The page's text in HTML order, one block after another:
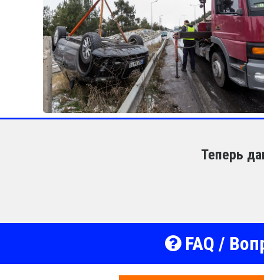
Теперь
FAQ /